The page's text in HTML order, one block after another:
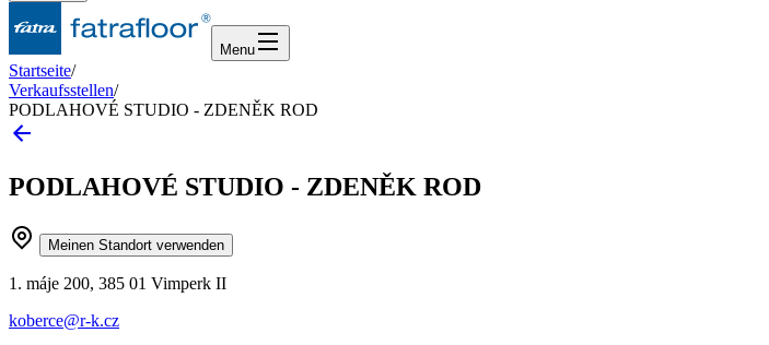
Menu
Startseite/
Verkaufsstellen/
PODLAHOVÉ STUDIO - ZDENĚK ROD
PODLAHOVÉ STUDIO - ZDENĚK ROD
Meinen Standort verwenden
1. máje 200, 385 01 Vimperk II
koberce@r-k.cz